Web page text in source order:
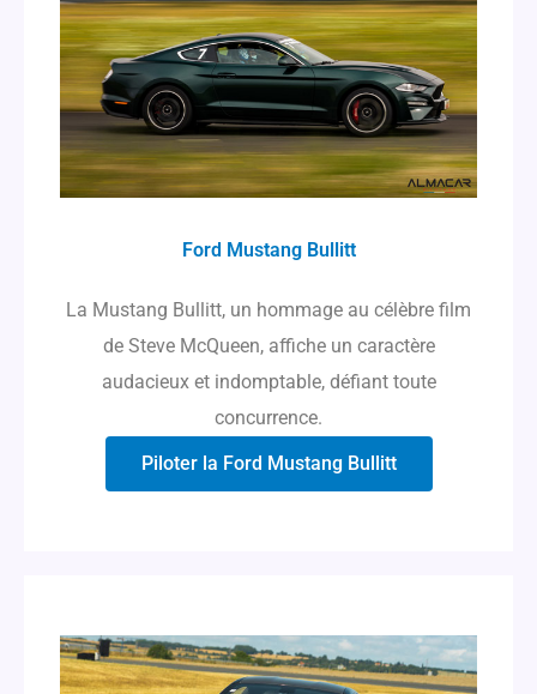
Ford Mustang Bullitt
La Mustang Bullitt, un hommage au célèbre film
de Steve McQueen, affiche un caractère
audacieux et indomptable, défiant toute
concurrence.
Piloter la Ford Mustang Bullitt